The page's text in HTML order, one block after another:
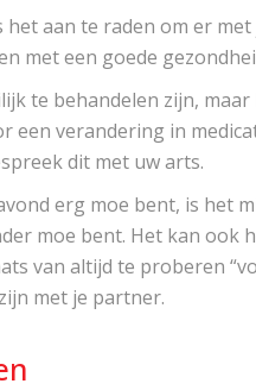
het aan te raden om er
met een goede
te behandelen zijn,
een verandering in
dit met uw arts.
erg moe bent, is het
moe bent. Het kan ook
van altijd te proberen
met je partner.